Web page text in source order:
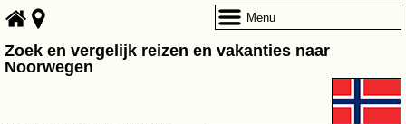
Zoek en vergelijk reizen en vakanties naar
Noorwegen
Menu